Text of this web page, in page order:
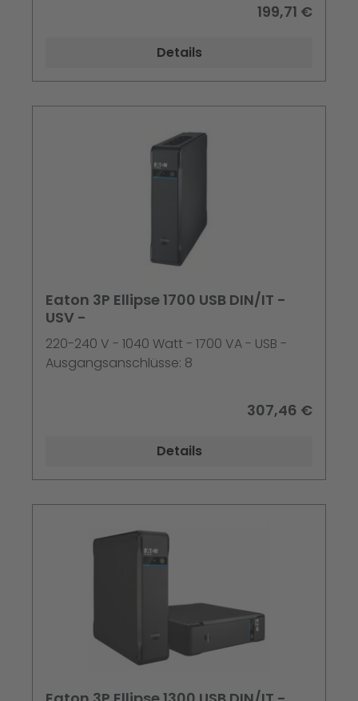
199,71 €
Details
Eaton 3P Ellipse 1700 USB DIN/IT -
USV -
220-240 V - 1040 Watt - 1700 VA - USB -
Ausgangsanschlüsse: 8
307,46 €
Details